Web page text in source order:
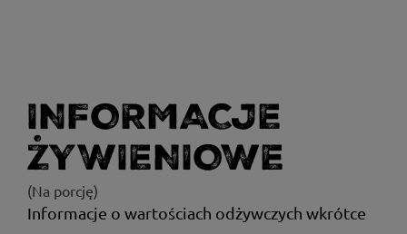
INFORMACJE
ŻYWIENIOWE
(Na porcję)
Informacje o wartościach odżywczych wkrótce